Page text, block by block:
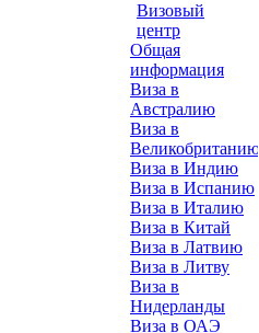
Визовый
центр
Общая
информация
Виза в
Австралию
Виза в
Великобританию
Виза в Индию
Виза в Испанию
Виза в Италию
Виза в Китай
Виза в Латвию
Виза в Литву
Виза в
Нидерланды
Виза в ОАЭ